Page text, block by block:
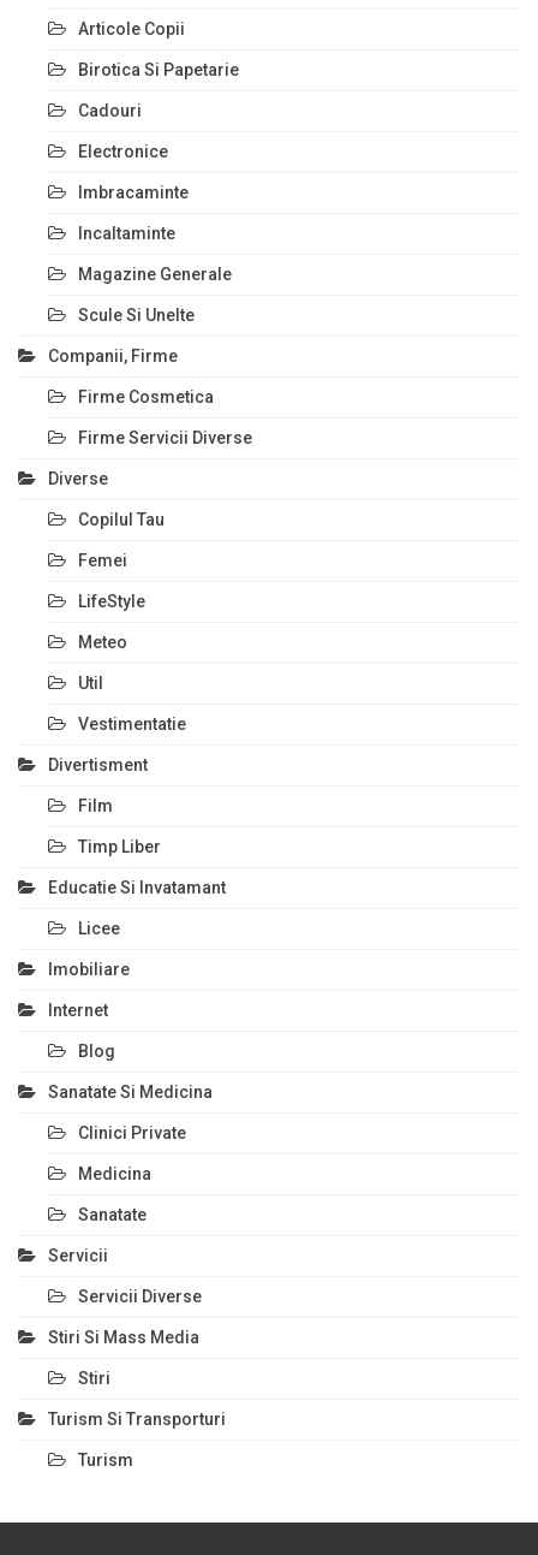
Articole Copii
Birotica Si Papetarie
Cadouri
Electronice
Imbracaminte
Incaltaminte
Magazine Generale
Scule Si Unelte
Companii, Firme
Firme Cosmetica
Firme Servicii Diverse
Diverse
Copilul Tau
Femei
LifeStyle
Meteo
Util
Vestimentatie
Divertisment
Film
Timp Liber
Educatie Si Invatamant
Licee
Imobiliare
Internet
Blog
Sanatate Si Medicina
Clinici Private
Medicina
Sanatate
Servicii
Servicii Diverse
Stiri Si Mass Media
Stiri
Turism Si Transporturi
Turism